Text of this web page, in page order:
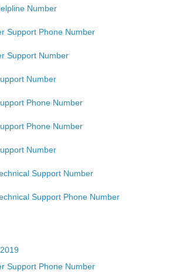
Number
Support Phone Number
Support Number
Number
Phone Number
Phone Number
Number
Support Number
Support Phone Number
Support Phone Number